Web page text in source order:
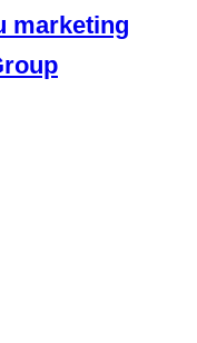
marketing